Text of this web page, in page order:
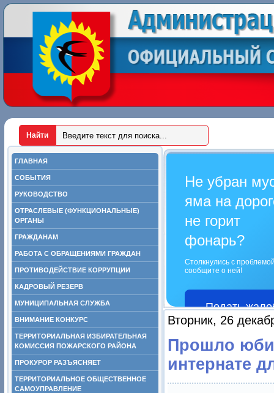
ГЛАВНАЯ
СОБЫТИЯ
РУКОВОДСТВО
ОТРАСЛЕВЫЕ (ФУНКЦИОНАЛЬНЫЕ)
ОРГАНЫ
ГРАЖДАНАМ
РАБОТА С ОБРАЩЕНИЯМИ ГРАЖДАН
ПРОТИВОДЕЙСТВИЕ КОРРУПЦИИ
КАДРОВЫЙ РЕЗЕРВ
МУНИЦИПАЛЬНАЯ СЛУЖБА
ВНИМАНИЕ КОНКУРС
ТЕРРИТОРИАЛЬНАЯ ИЗБИРАТЕЛЬНАЯ
КОМИССИЯ ПОЖАРСКОГО РАЙОНА
ПРОКУРОР РАЗЪЯСНЯЕТ
ТЕРРИТОРИАЛЬНОЕ ОБЩЕСТВЕННОЕ
САМОУПРАВЛЕНИЕ
Не убран
яма на
не горит
фонарь?
Столкнулись с
сообщите о ней!
Подать
Вторник, 26
Прошло
интернате